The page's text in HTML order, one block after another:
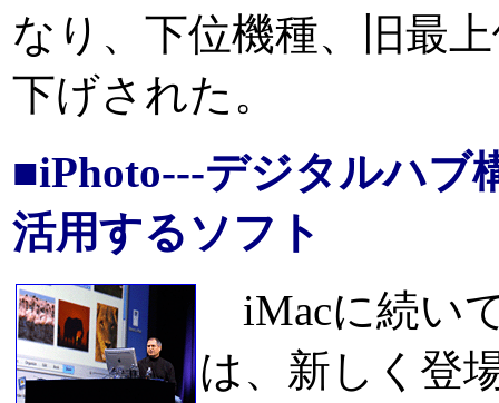
なり、下位機種、旧最
下げされた。
■iPhoto---デジタルハブ
活用するソフト
iMacに続い
は、新しく登